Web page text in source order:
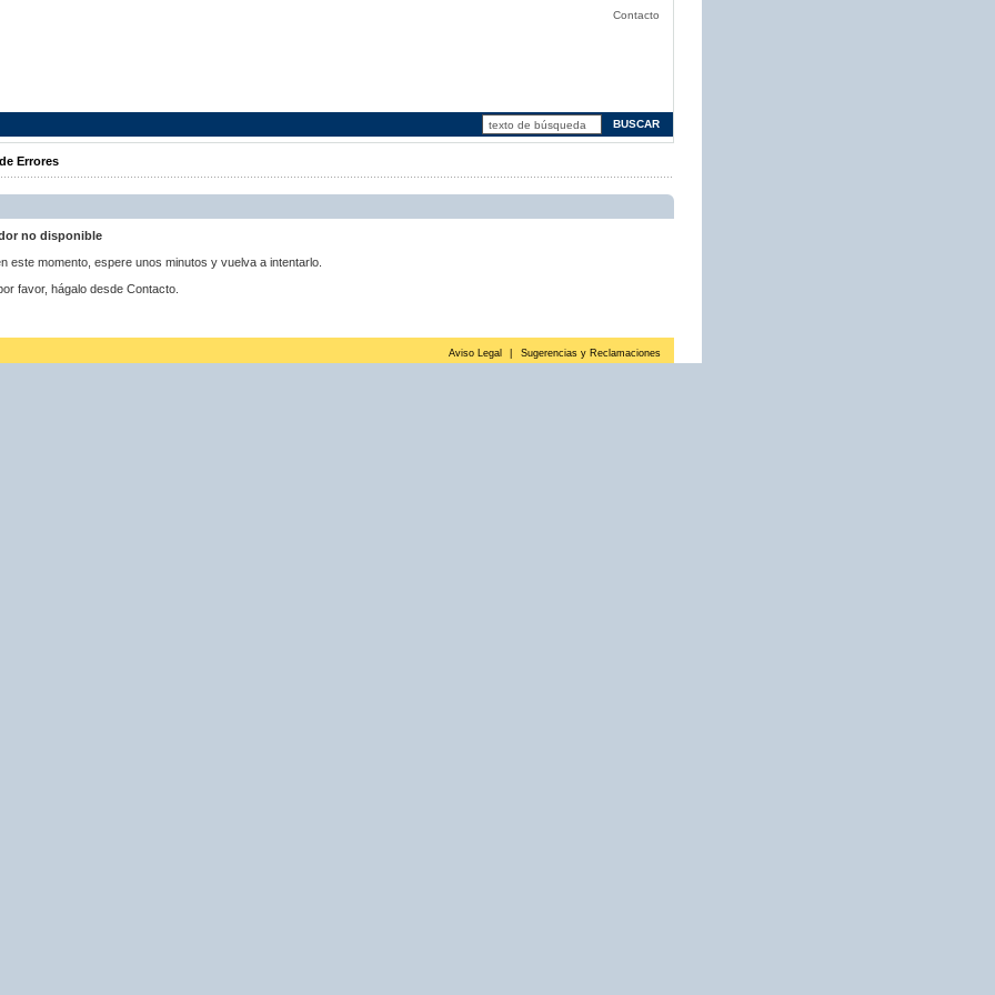
Contacto
Errores
no disponible
este momento, espere unos minutos y vuelva a intentarlo.
favor, hágalo desde Contacto.
Aviso Legal Sugerencias y Reclamaciones